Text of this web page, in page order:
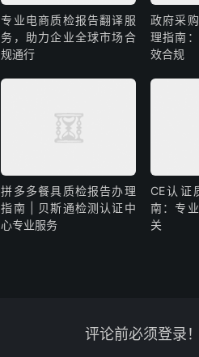
专业电商质检报告翻译服
务，助力企业全球市场合
规通行
政府采
理指南
效合规
拼多多餐具质检报告办理
指南 | 贝斯通检测认证中
心专业服务
CE认证
南：专
关
评论前必须登录！